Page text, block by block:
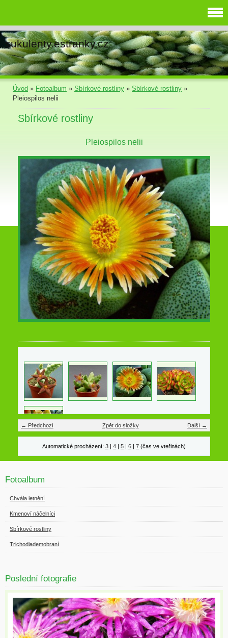
sukulenty.estranky.cz
Úvod » Fotoalbum » Sbírkové rostliny » Sbírkové rostliny »
Pleiospilos nelii
Sbírkové rostliny
Pleiospilos nelii
← Předchozí Další →
Zpět do složky
Automatické procházení: 3 | 4 | 5 | 6 | 7 (čas ve vteřinách)
Fotoalbum
Chvála letnění
Kmenoví náčelníci
Sbírkové rostliny
Trichodiademobraní
Poslední fotografie